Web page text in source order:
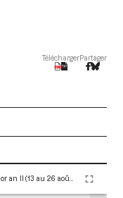
TéléchargerPartager